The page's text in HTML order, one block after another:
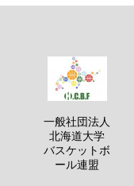
一般社団法人
北海道大学
バスケットボ
ール連盟